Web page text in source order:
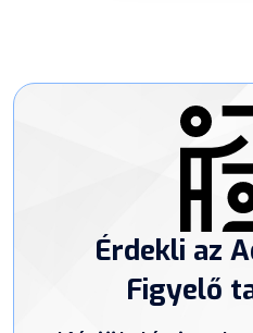
Érdekli az
Figyelő